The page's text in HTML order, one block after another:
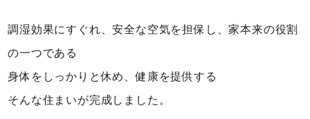
調湿効果にすぐれ、安全な空気を担保し、家本来の役割
の一つである
身体をしっかりと休め、健康を提供する
そんな住まいが完成しました。